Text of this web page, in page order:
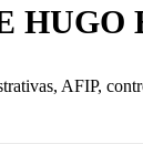
HUGO
AFIP,